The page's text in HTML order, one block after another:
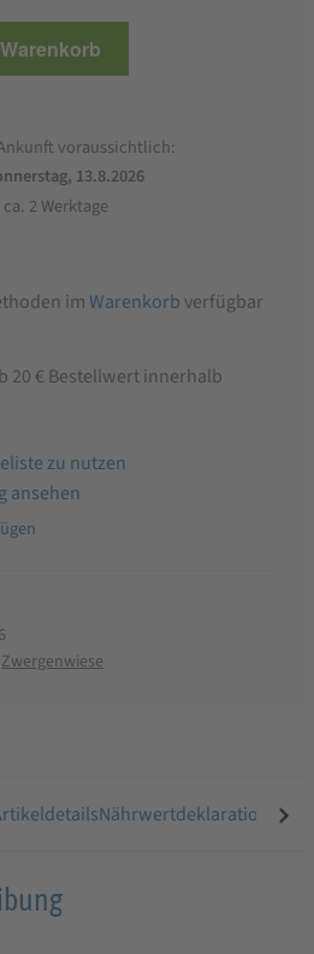
voraussichtlich:
13.8.2026
2 Werktage
imWarenkorb verfügbar
20 € Bestellwert innerhalb
zu nutzen
ansehen
Zwergenwiese
Nährwertdeklaration